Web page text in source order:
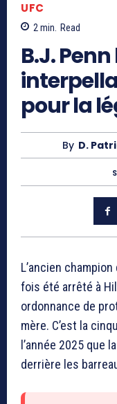
UFC
2min. Read
B.J.
pour la
By D.
L’ancien champion
fois été arrêté à
ordonnance de
mère. C’est la
l’année 2025 que
derrière les